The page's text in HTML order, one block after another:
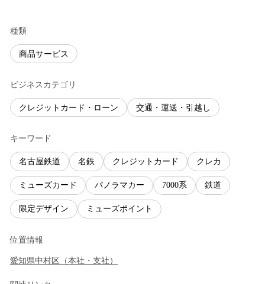
種類
商品サービス
ビジネスカテゴリ
クレジットカード・ローン 交通・運送・引越し
キーワード
名古屋鉄道 名鉄 クレジットカード クレカ
ミューズカード パノラマカー 7000系 鉄道
限定デザイン ミューズポイント
位置情報
愛知県中村区 （本社・支社 ）